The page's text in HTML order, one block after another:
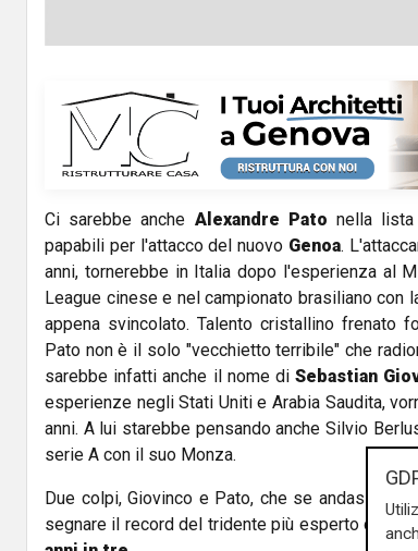
Ci sarebbe anche Alexandre Pato nella
papabili per l'attacco del nuovo Genoa.
anni, tornerebbe in Italia dopo l'esperienza al
League cinese e nel campionato brasiliano con
appena svincolato. Talento cristallino frenato
Pato non è il solo "vecchietto terribile" che
sarebbe infatti anche il nome di Sebastian
esperienze negli Stati Uniti e Arabia Saudita,
anni. A lui starebbe pensando anche Silvio
serie A con il suo Monza.
Due colpi, Giovinco e Pato, che se andassero
segnare il record del tridente più esperto della